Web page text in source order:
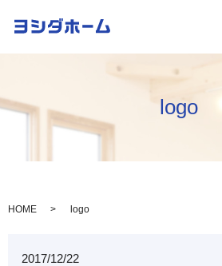
logo
HOME logo
2017/12/22